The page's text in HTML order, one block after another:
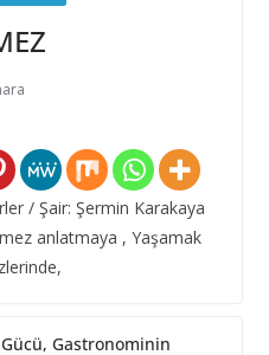
/ Şair: Şermin Karakaya
anlatmaya , Yaşamak
Gastronominin